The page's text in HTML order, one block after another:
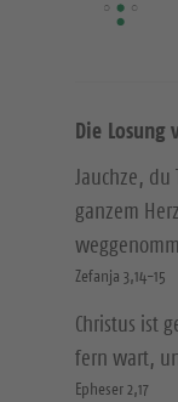
Die Losung
Jauchze, du
ganzem
Zefanja 3,14-15
Christus ist
fern wart,
Epheser 2,17